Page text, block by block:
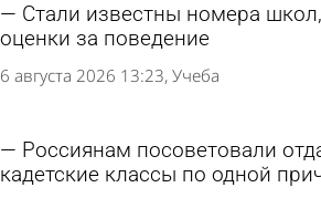
Стали известны номера
оценки за поведение
6 августа 2026 13:23 Учеба
Россиянам посоветовали
кадетские классы по одной